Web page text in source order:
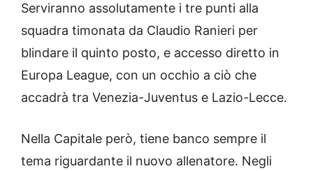
Serviranno assolutamente i tre punti alla
squadra timonata da Claudio Ranieri per
blindare il quinto posto, e accesso diretto in
Europa League, con un occhio a ciò che
accadrà tra Venezia-Juventus e Lazio-Lecce.
Nella Capitale però, tiene banco sempre il
tema riguardante il nuovo allenatore. Negli